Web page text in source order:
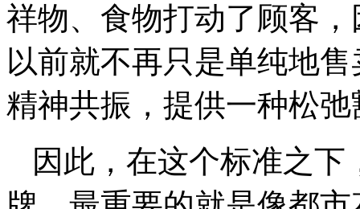
祥物、食物打动了顾客
以前就不再只是单纯地
精神共振，提供一种松
因此，在这个标准之